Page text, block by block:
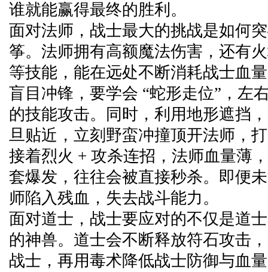
谁就能赢得最终的胜利。
面对法师，战士最大的挑战是如何
筝。法师拥有高额魔法伤害，还有
等技能，能在远处不断消耗战士血
盲目冲锋，要学会 “蛇形走位”，左
的技能攻击。同时，利用地形遮挡
旦贴近，立刻野蛮冲撞顶开法师，
接着烈火 + 攻杀连招，法师血量薄
套爆发，往往会被直接秒杀。即便
师陷入残血，失去战斗能力。
面对道士，战士要应对的不仅是道
的神兽。道士会不断释放符石攻击
战士，再用毒术降低战士防御与血